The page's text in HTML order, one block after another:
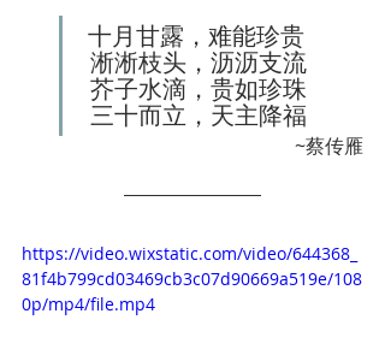
十月甘露，难能珍贵
淅淅枝头，沥沥支流
芥子水滴，贵如珍珠
三十而立，天主降福
~蔡传雁
https://video.wixstatic.com/video/644368_
81f4b799cd03469cb3c07d90669a519e/108
0p/mp4/file.mp4